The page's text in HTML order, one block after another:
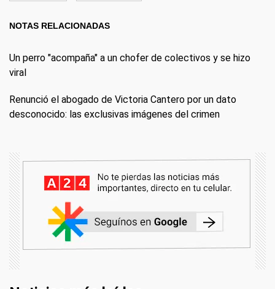
NOTAS RELACIONADAS
Un perro "acompaña" a un chofer de colectivos y se hizo
viral
Renunció el abogado de Victoria Cantero por un dato
desconocido: las exclusivas imágenes del crimen